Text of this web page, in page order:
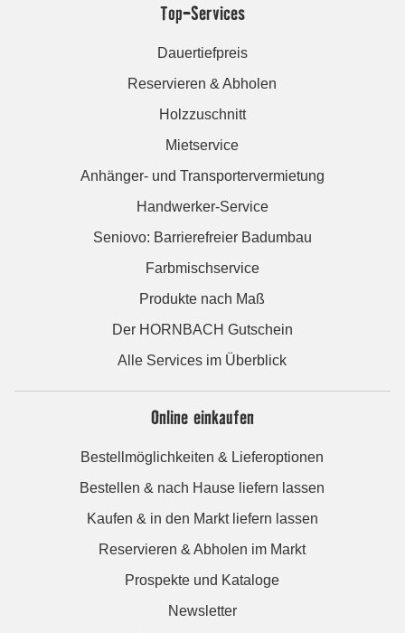
Top-Services
Dauertiefpreis
Reservieren & Abholen
Holzzuschnitt
Mietservice
Anhänger- und Transportervermietung
Handwerker-Service
Seniovo: Barrierefreier Badumbau
Farbmischservice
Produkte nach Maß
Der HORNBACH Gutschein
Alle Services im Überblick
Online einkaufen
Bestellmöglichkeiten & Lieferoptionen
Bestellen & nach Hause liefern lassen
Kaufen & in den Markt liefern lassen
Reservieren & Abholen im Markt
Prospekte und Kataloge
Newsletter